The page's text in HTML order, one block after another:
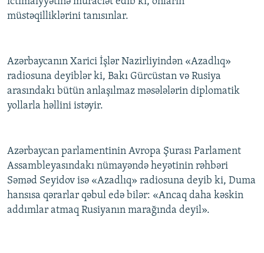
müstəqilliklərini tanısınlar.
Azərbaycanın Xarici İşlər Nazirliyindən «Azadlıq»
radiosuna deyiblər ki, Bakı Gürcüstan və Rusiya
arasındakı bütün anlaşılmaz məsələlərin diplomatik
yollarla həllini istəyir.
Azərbaycan parlamentinin Avropa Şurası Parlament
Assambleyasındakı nümayəndə heyətinin rəhbəri
Səməd Seyidov isə «Azadlıq» radiosuna deyib ki, Duma
hansısa qərarlar qəbul edə bilər: «Ancaq daha kəskin
addımlar atmaq Rusiyanın marağında deyil».